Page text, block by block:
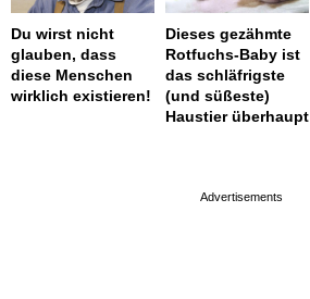
Du wirst nicht
glauben, dass
diese Menschen
wirklich existieren!
Dieses gezähmte
Rotfuchs-Baby ist
das schläfrigste
(und süßeste)
Haustier überhaupt